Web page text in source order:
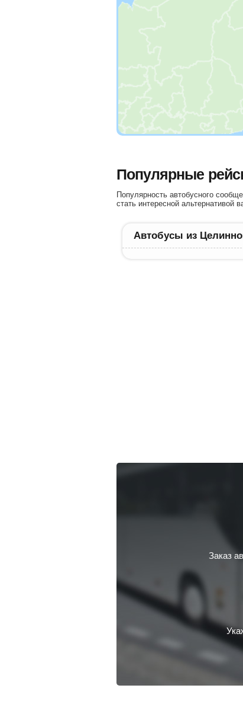
Популярные
Популярность автобусного
стать интересной альтернативой
Автобусы из
Заказ